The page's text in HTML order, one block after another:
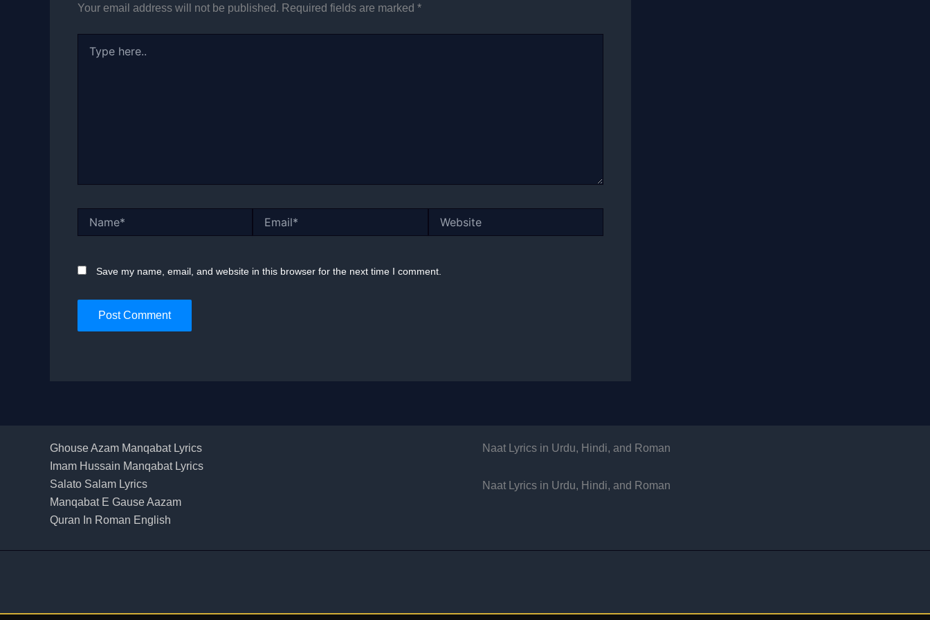
Your email address will not be published. Required fields are marked *
here..
Save my name, email, and website in this browser for the next time I comment.
Ghouse Azam Manqabat Lyrics
Imam Hussain Manqabat Lyrics
Salato Salam Lyrics
Manqabat E Gause Aazam
Quran In Roman English
Naat Lyrics in Urdu, Hindi, and Roman
Naat Lyrics in Urdu, Hindi, and Roman